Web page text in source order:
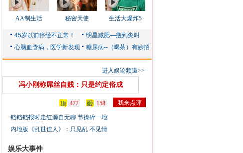
AA制生活 秘密天使 生活大爆炸5
进入娱论频道>>
冯小刚称屌丝自贱：只是约定俗成
顶 477 砸
158
铛铛铛报时走红源自无聊 节操碎一地
内地版《乱世佳人》：只见乱 不见情
娱乐大事件